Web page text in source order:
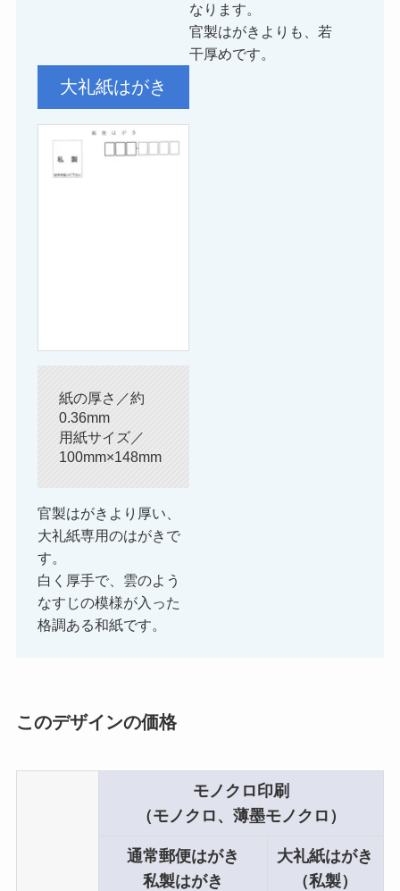
なります。
官製はがきよりも、若
干厚めです。
大礼紙はがき
紙の厚さ／約
0.36mm
用紙サイズ／
100mm×148mm
官製はがきより厚い、
大礼紙専用のはがきで
す。
白く厚手で、雲のよう
なすじの模様が入った
格調ある和紙です。
このデザインの価格
モノクロ印刷
（モノクロ、薄墨モノクロ）
通常郵便はがき
私製はがき
大礼紙はがき
（私製）